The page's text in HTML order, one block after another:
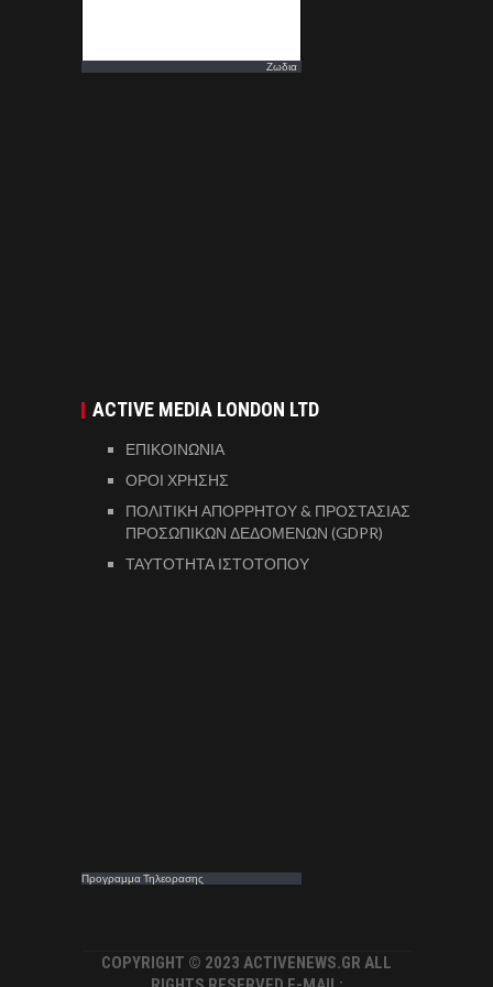
Ζωδια
ACTIVE MEDIA LONDON LTD
ΕΠΙΚΟΙΝΩΝΙΑ
ΟΡΟΙ ΧΡΗΣΗΣ
ΠΟΛΙΤΙΚΗ ΑΠΟΡΡΗΤΟΥ & ΠΡΟΣΤΑΣΙΑΣ
ΠΡΟΣΩΠΙΚΩΝ ΔΕΔΟΜΕΝΩΝ (GDPR)
ΤΑΥΤΟΤΗΤΑ ΙΣΤΟΤΟΠΟΥ
Προγραμμα Τηλεορασης
COPYRIGHT © 2023 ACTIVENEWS.GR ALL